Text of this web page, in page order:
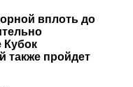
вплоть до
Кубок
также пройдет